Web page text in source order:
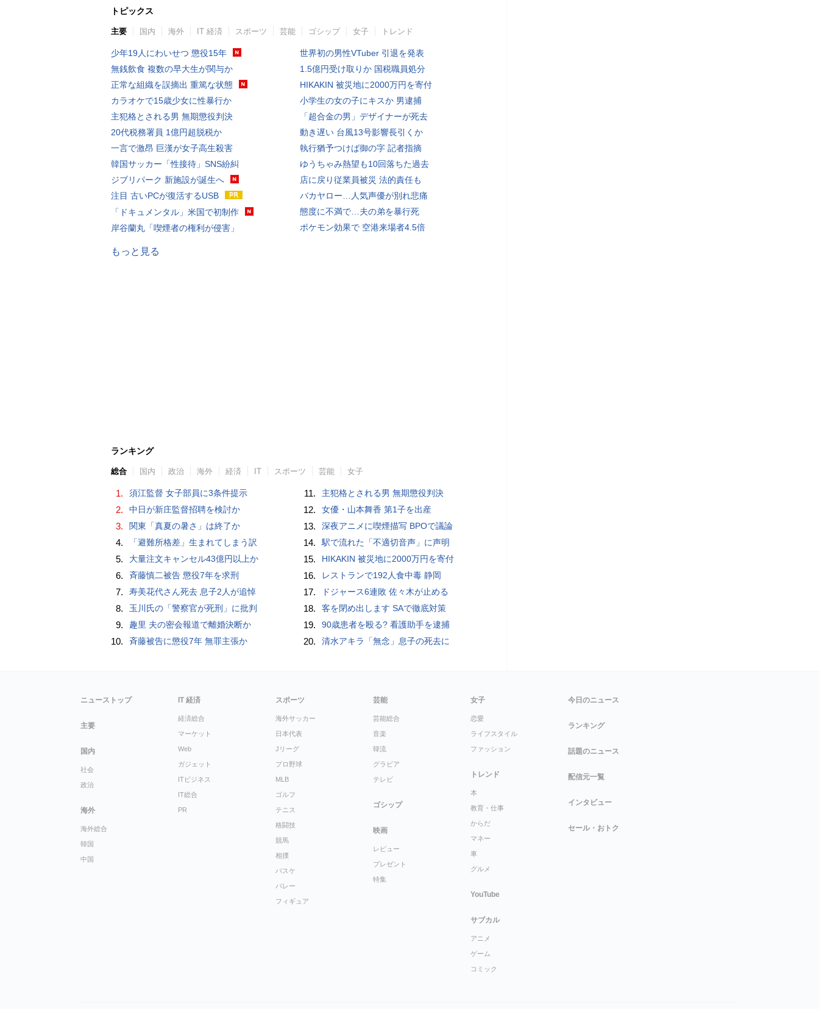
トピックス
主要 国内 海外 IT 経済 スポーツ 芸能 ゴシップ 女子 トレンド
少年19人にわいせつ 懲役15年
無銭飲食 複数の早大生が関与か
正常な組織を誤摘出 重篤な状態
カラオケで15歳少女に性暴行か
主犯格とされる男 無期懲役判決
20代税務署員 1億円超脱税か
一言で激昂 巨漢が女子高生殺害
韓国サッカー「性接待」SNS紛糾
ジブリパーク 新施設が誕生へ
注目 古いPCが復活するUSB
「ドキュメンタル」米国で初制作
岸谷蘭丸「喫煙者の権利が侵害」
世界初の男性VTuber 引退を発表
1.5億円受け取りか 国税職員処分
HIKAKIN 被災地に2000万円を寄付
小学生の女の子にキスか 男逮捕
「超合金の男」デザイナーが死去
動き遅い 台風13号影響長引くか
執行猶予つけば御の字 記者指摘
ゆうちゃみ熱望も10回落ちた過去
店に戻り従業員被災 法的責任も
バカヤロー…人気声優が別れ悲痛
態度に不満で…夫の弟を暴行死
ポケモン効果で 空港来場者4.5倍
もっと見る
ランキング
総合 国内 政治 海外 経済 IT スポーツ 芸能 女子
1. 須江監督 女子部員に3条件提示
2. 中日が新庄監督招聘を検討か
3. 関東「真夏の暑さ」は終了か
4. 「避難所格差」生まれてしまう訳
5. 大量注文キャンセル43億円以上か
6. 斉藤慎二被告 懲役7年を求刑
7. 寿美花代さん死去 息子2人が追悼
8. 玉川氏の「警察官が死刑」に批判
9. 趣里 夫の密会報道で離婚決断か
10. 斉藤被告に懲役7年 無罪主張か
11. 主犯格とされる男 無期懲役判決
12. 女優・山本舞香 第1子を出産
13. 深夜アニメに喫煙描写 BPOで議論
14. 駅で流れた「不適切音声」に声明
15. HIKAKIN 被災地に2000万円を寄付
16. レストランで192人食中毒 静岡
17. ドジャース6連敗 佐々木が止める
18. 客を閉め出します SAで徹底対策
19. 90歳患者を殴る? 看護助手を逮捕
20. 清水アキラ「無念」息子の死去に
ニューストップ
主要
国内
社会
政治
海外
海外総合
韓国
中国
IT 経済
経済総合
マーケット
Web
ガジェット
ITビジネス
IT総合
PR
スポーツ
海外サッカー
日本代表
Jリーグ
プロ野球
MLB
ゴルフ
テニス
格闘技
競馬
相撲
バスケ
バレー
フィギュア
芸能
芸能総合
音楽
韓流
グラビア
テレビ
ゴシップ
映画
レビュー
プレゼント
特集
女子
恋愛
ライフスタイル
ファッション
トレンド
本
教育・仕事
からだ
マネー
車
グルメ
YouTube
サブカル
アニメ
ゲーム
コミック
今日のニュース
ランキング
話題のニュース
配信元一覧
インタビュー
セール・おトク